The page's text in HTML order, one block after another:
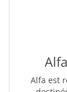
Alfa est